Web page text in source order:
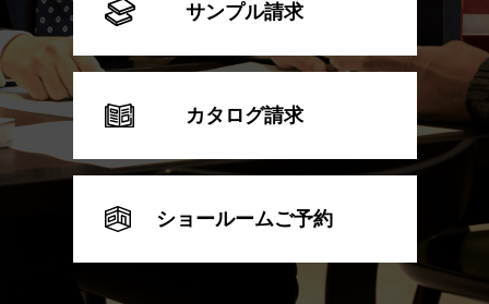
サンプル請求
カタログ請求
ショールームご予約